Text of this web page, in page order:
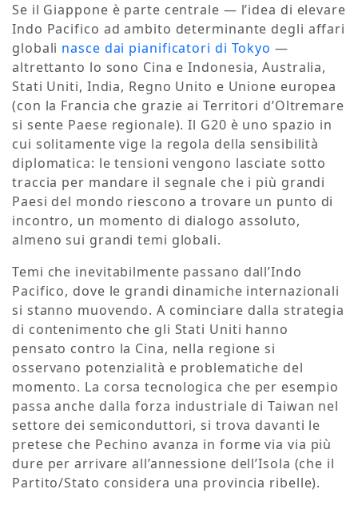
Se il Giappone è parte centrale — l’idea di elevare
Indo Pacifico ad ambito determinante degli affari
globali nasce dai pianificatori di Tokyo —
altrettanto lo sono Cina e Indonesia, Australia,
Stati Uniti, India, Regno Unito e Unione europea
(con la Francia che grazie ai Territori d’Oltremare
si sente Paese regionale). Il G20 è uno spazio in
cui solitamente vige la regola della sensibilità
diplomatica: le tensioni vengono lasciate sotto
traccia per mandare il segnale che i più grandi
Paesi del mondo riescono a trovare un punto di
incontro, un momento di dialogo assoluto,
almeno sui grandi temi globali.
Temi che inevitabilmente passano dall’Indo
Pacifico, dove le grandi dinamiche internazionali
si stanno muovendo. A cominciare dalla strategia
di contenimento che gli Stati Uniti hanno
pensato contro la Cina, nella regione si
osservano potenzialità e problematiche del
momento. La corsa tecnologica che per esempio
passa anche dalla forza industriale di Taiwan nel
settore dei semiconduttori, si trova davanti le
pretese che Pechino avanza in forme via via più
dure per arrivare all’annessione dell’Isola (che il
Partito/Stato considera una provincia ribelle).